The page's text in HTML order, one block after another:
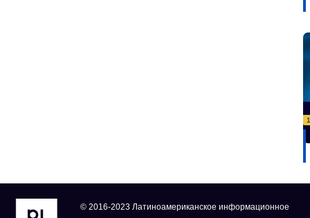
© 2016-2023 Латиноамериканское информационное